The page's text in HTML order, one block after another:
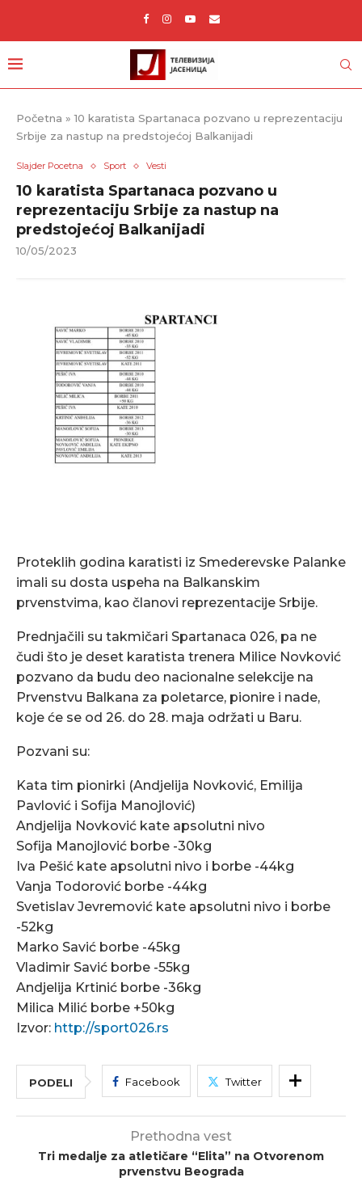
Početna »10 karatista Spartanaca pozvano u reprezentaciju
Srbije za nastup na predstojećoj Balkanijadi
Slajder Pocetna Sport Vesti
10 karatista Spartanaca pozvano u
reprezentaciju Srbije za nastup na
predstojećoj Balkanijadi
10/05/2023
Proteklih godina karatisti iz Smederevske Palanke
imali su dosta uspeha na Balkanskim
prvenstvima, kao članovi reprezentacije Srbije.
Prednjačili su takmičari Spartanaca 026, pa ne
čudi što je deset karatista trenera Milice Novković
pozvano da budu deo nacionalne selekcije na
Prvenstvu Balkana za poletarce, pionire i nade,
koje će se od 26. do 28. maja održati u Baru.
Pozvani su:
Kata tim pionirki (Andjelija Novković, Emilija
Pavlović i Sofija Manojlović)
Andjelija Novković kate apsolutni nivo
Sofija Manojlović borbe -30kg
Iva Pešić kate apsolutni nivo i borbe -44kg
Vanja Todorović borbe -44kg
Svetislav Jevremović kate apsolutni nivo i borbe
-52kg
Marko Savić borbe -45kg
Vladimir Savić borbe -55kg
Andjelija Krtinić borbe -36kg
Milica Milić borbe +50kg
Izvor: http://sport026.rs
PODELI Facebook Twitter
Prethodna vest
Tri medalje za atletičare “Elita” na Otvorenom
prvenstvu Beograda